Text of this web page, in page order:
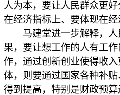
人为本，要让人民群众更
在经济指标上、要体现在经
马建堂进一步解释，人
果，要让想工作的人有工
作，通过创新创业使得收
体，则要通过国家各种补
得到提高，特别是财政预